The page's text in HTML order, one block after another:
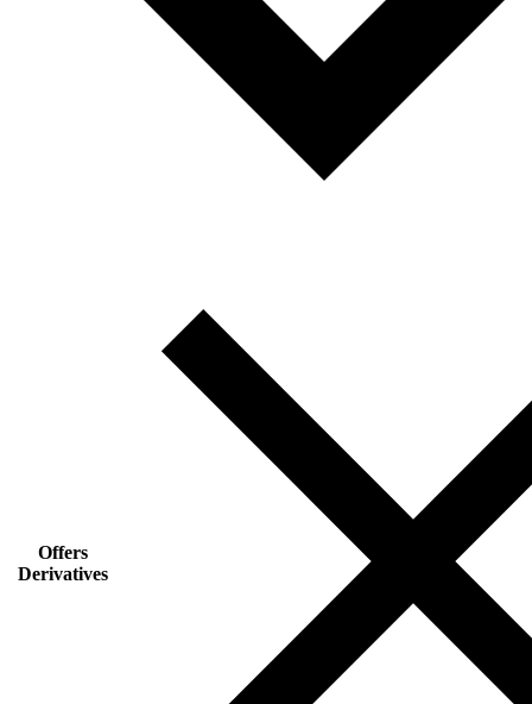
Offers
Derivatives